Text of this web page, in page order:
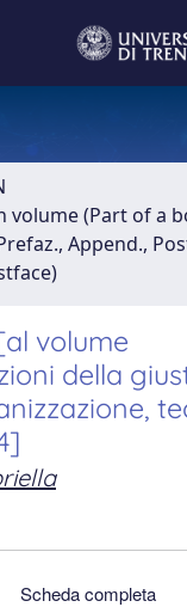
volume (Part of a
Append.,
volume
della
Scheda completa